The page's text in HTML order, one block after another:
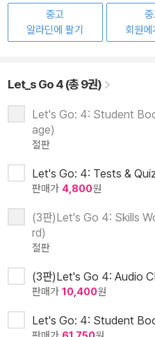
중고
알라딘에 팔기
회원에
Let_s Go 4 (총 9권)
Let's Go: 4: Student
age)
절판
Let's Go: 4: Tests &
판매가 4,800원
(3판)Let's Go 4: Skills
rd)
절판
(3판)Let's Go 4: Audio
판매가 10,400원
Let's Go: 4: Student